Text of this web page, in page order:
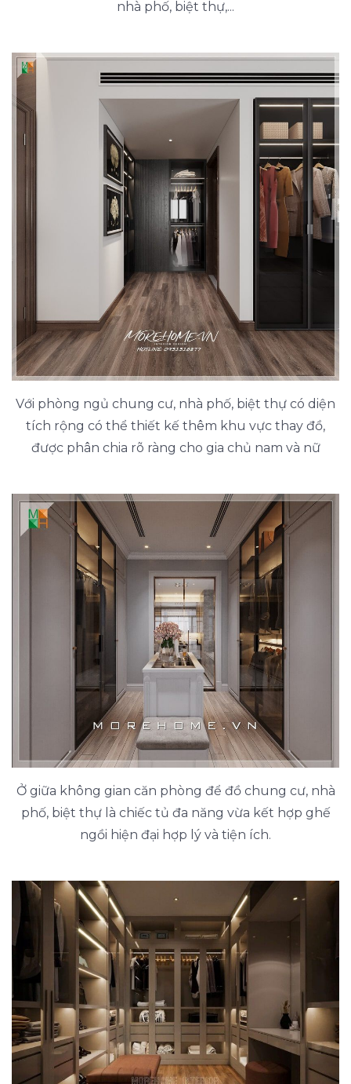
nhà phố, biệt thự,...
Với phòng ngủ chung cư, nhà phố, biệt thự có diện
tích rộng có thể thiết kế thêm khu vực thay đồ,
được phân chia rõ ràng cho gia chủ nam và nữ
Ở giữa không gian căn phòng để đồ chung cư, nhà
phố, biệt thự là chiếc tủ đa năng vừa kết hợp ghế
ngồi hiện đại hợp lý và tiện ích.